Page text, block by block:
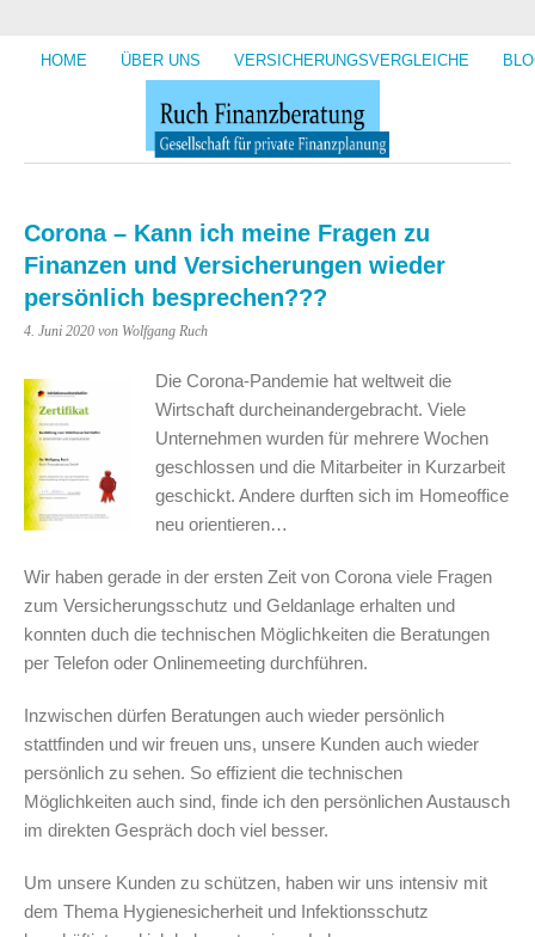
HOME ÜBER UNS VERSICHERUNGSVERGLEICHE
Corona – Kann ich meine Fragen zu
Finanzen und Versicherungen wieder
persönlich besprechen???
4. Juni 2020 von Wolfgang Ruch
Die Corona-Pandemie hat weltweit die
Wirtschaft durcheinandergebracht. Viele
Unternehmen wurden für mehrere Wochen
geschlossen und die Mitarbeiter in Kurzarbeit
geschickt. Andere durften sich im Homeoffice
neu orientieren…
Wir haben gerade in der ersten Zeit von Corona viele Fragen
zum Versicherungsschutz und Geldanlage erhalten und
konnten duch die technischen Möglichkeiten die Beratungen
per Telefon oder Onlinemeeting durchführen.
Inzwischen dürfen Beratungen auch wieder persönlich
stattfinden und wir freuen uns, unsere Kunden auch wieder
persönlich zu sehen. So effizient die technischen
Möglichkeiten auch sind, finde ich den persönlichen Austausch
im direkten Gespräch doch viel besser.
Um unsere Kunden zu schützen, haben wir uns intensiv mit
dem Thema Hygienesicherheit und Infektionsschutz